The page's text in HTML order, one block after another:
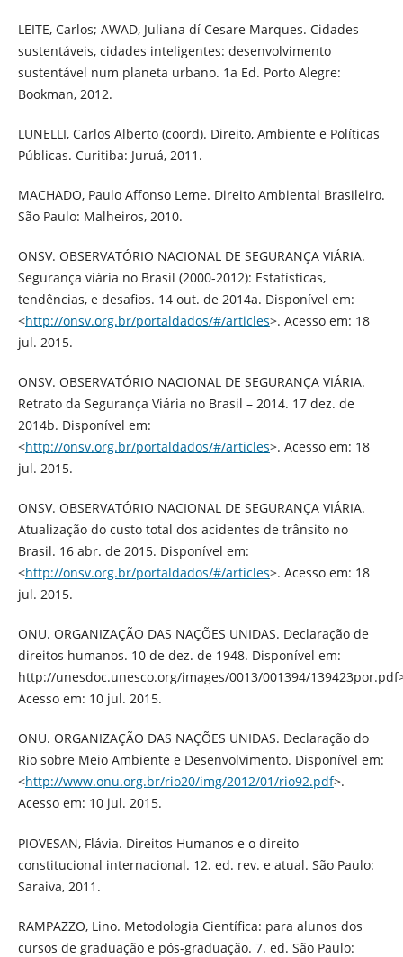
LEITE, Carlos; AWAD, Juliana dí Cesare Marques. Cidades
sustentáveis, cidades inteligentes: desenvolvimento
sustentável num planeta urbano. 1a Ed. Porto Alegre:
Bookman, 2012.
LUNELLI, Carlos Alberto (coord). Direito, Ambiente e Políticas
Públicas. Curitiba: Juruá, 2011.
MACHADO, Paulo Affonso Leme. Direito Ambiental Brasileiro.
São Paulo: Malheiros, 2010.
ONSV. OBSERVATÓRIO NACIONAL DE SEGURANÇA VIÁRIA.
Segurança viária no Brasil (2000-2012): Estatísticas,
tendências, e desafios. 14 out. de 2014a. Disponível em:
<http://onsv.org.br/portaldados/#/articles>. Acesso em: 18
jul. 2015.
ONSV. OBSERVATÓRIO NACIONAL DE SEGURANÇA VIÁRIA.
Retrato da Segurança Viária no Brasil – 2014. 17 dez. de
2014b. Disponível em:
<http://onsv.org.br/portaldados/#/articles>. Acesso em: 18
jul. 2015.
ONSV. OBSERVATÓRIO NACIONAL DE SEGURANÇA VIÁRIA.
Atualização do custo total dos acidentes de trânsito no
Brasil. 16 abr. de 2015. Disponível em:
<http://onsv.org.br/portaldados/#/articles>. Acesso em: 18
jul. 2015.
ONU. ORGANIZAÇÃO DAS NAÇÕES UNIDAS. Declaração de
direitos humanos. 10 de dez. de 1948. Disponível em:
http://unesdoc.unesco.org/images/0013/001394/
Acesso em: 10 jul. 2015.
ONU. ORGANIZAÇÃO DAS NAÇÕES UNIDAS. Declaração do
Rio sobre Meio Ambiente e Desenvolvimento. Disponível em:
<http://www.onu.org.br/rio20/img/2012/01/rio92.pdf>.
Acesso em: 10 jul. 2015.
PIOVESAN, Flávia. Direitos Humanos e o direito
constitucional internacional. 12. ed. rev. e atual. São Paulo:
Saraiva, 2011.
RAMPAZZO, Lino. Metodologia Científica: para alunos dos
cursos de graduação e pós-graduação. 7. ed. São Paulo: